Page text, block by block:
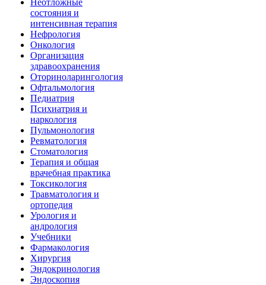
Неотложные
состояния и
интенсивная терапия
Нефрология
Онкология
Организация
здравоохранения
Оториноларингология
Офтальмология
Педиатрия
Психиатрия и
наркология
Пульмонология
Ревматология
Стоматология
Терапия и общая
врачебная практика
Токсикология
Травматология и
ортопедия
Урология и
андрология
Учебники
Фармакология
Хирургия
Эндокринология
Эндоскопия